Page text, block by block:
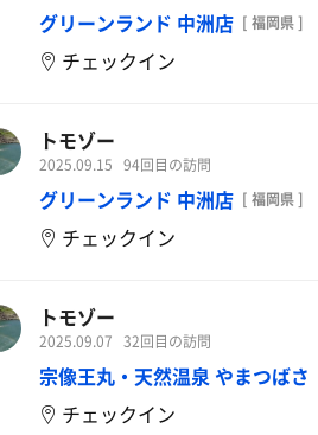
グリーンランド 中洲店 [ 福岡県 ]
チェックイン
トモゾー
2025.09.15 94回目の訪問
グリーンランド 中洲店 [ 福岡県 ]
チェックイン
トモゾー
2025.09.07 32回目の訪問
宗像王丸・天然温泉 やまつばさ
チェックイン